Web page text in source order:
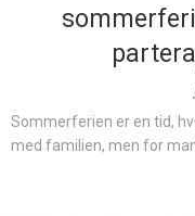
Sommerferien er en tid,
med familien, men for